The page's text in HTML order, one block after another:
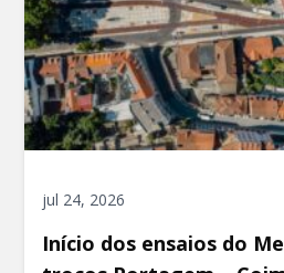
jul 24, 2026
Início dos ensaios do